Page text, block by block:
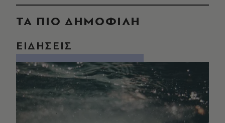
ΤΑ ΠΙΟ ΔΗΜΟΦΙΛΗ
ΕΙΔΗΣΕΙΣ